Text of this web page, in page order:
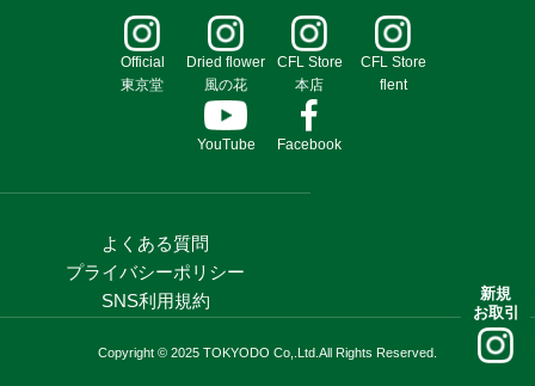
新規
お取引
Copyright © 2025 TOKYODO Co,.Ltd.All Rights Reserved.
Official
東京堂
Dried flower
風の花
CFL Store
本店
CFL Store
flent
YouTube Facebook
よくある質問
プライバシーポリシー
SNS利用規約